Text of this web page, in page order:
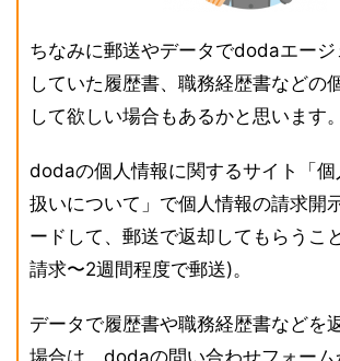
ちなみに郵送やデータでdodaエー
していた履歴書、職務経歴書などの
して欲しい場合もあるかと思います。
dodaの個人情報に関するサイト「個
扱いについて」で個人情報の請求開
ードして、郵送で返却してもらうこ
請求〜2週間程度で郵送)。
データで履歴書や職務経歴書などを
場合は、dodaの問い合わせフォーム